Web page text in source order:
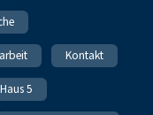
Kontakt
Haus 5